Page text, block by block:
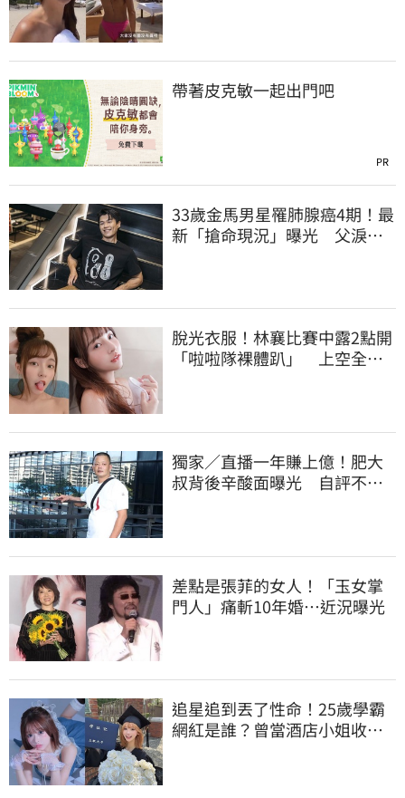
帶著皮克敏一起出門吧
PR
33歲金馬男星罹肺腺癌4期！最
新「搶命現況」曝光 父淚
脫光衣服！林襄比賽中露2點開
「啦啦隊裸體趴」 上空全裸
獨家／直播一年賺上億！肥大
叔背後辛酸面曝光 自評不及
差點是張菲的女人！「玉女掌
門人」痛斬10年婚…近況曝光
追星追到丟了性命！25歲學霸
網紅是誰？曾當酒店小姐收入